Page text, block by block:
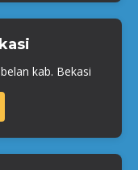
kab. Bekasi